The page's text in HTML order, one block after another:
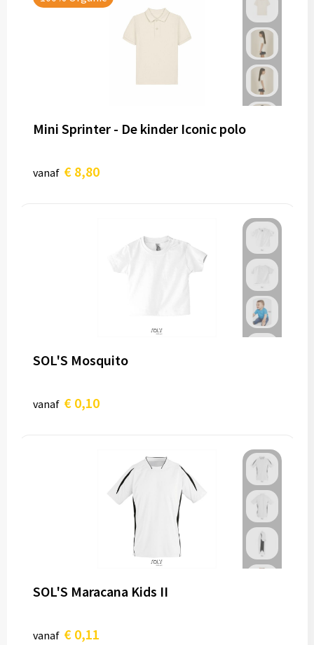
Mini Sprinter - De kinder Iconic polo
vanaf € 8,80
SOL'S Mosquito
vanaf € 0,10
SOL'S Maracana Kids II
vanaf € 0,11